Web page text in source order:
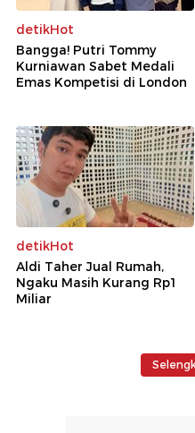
detikHot
Bangga! Putri Tommy
Kurniawan Sabet Medali
Emas Kompetisi di London
detikHot
Aldi Taher Jual Rumah,
Ngaku Masih Kurang Rp1
Miliar